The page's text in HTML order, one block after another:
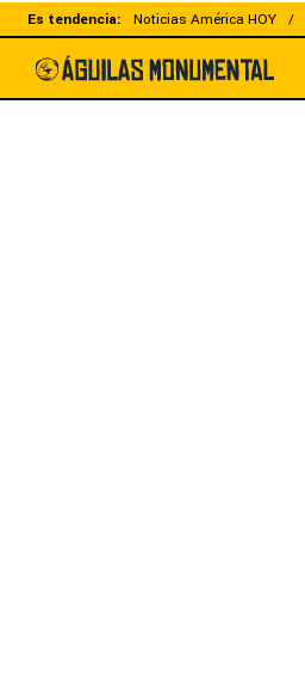
Es tendencia: Noticias América HOY